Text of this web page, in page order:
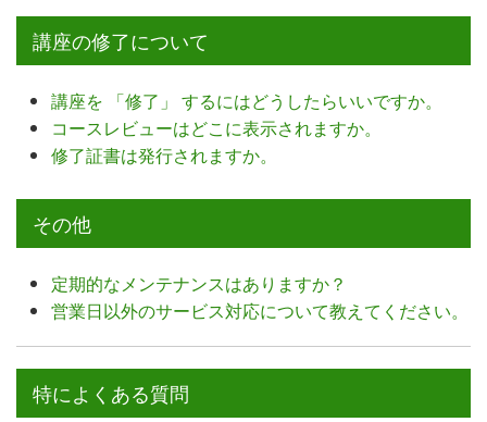
講座の修了について
講座を 「修了」 するにはどうしたらいいですか。
コースレビューはどこに表示されますか。
修了証書は発行されますか。
その他
定期的なメンテナンスはありますか？
営業日以外のサービス対応について教えてください。
特によくある質問